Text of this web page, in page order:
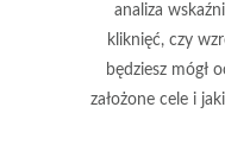
analiza
kliknięć, czy
będziesz mógł
założone cele i